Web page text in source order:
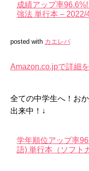
成績アップ率
強法 単行本 – 2022/
posted with カエレバ
Amazon.co.jpで詳細
全ての中学生へ！お
出来中！↓
学年順位アップ率
語) 単行本（ソフト